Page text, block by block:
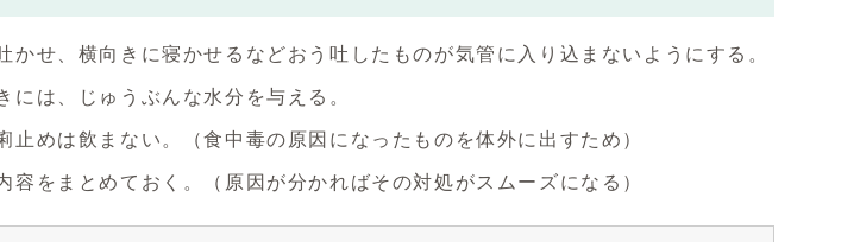
かせ、横向きに寝かせるなどおう吐したものが気管に入り込まないようにする。
には、じゅうぶんな水分を与える。
止めは飲まない。（食中毒の原因になったものを体外に出すため）
容をまとめておく。（原因が分かればその対処がスムーズになる）